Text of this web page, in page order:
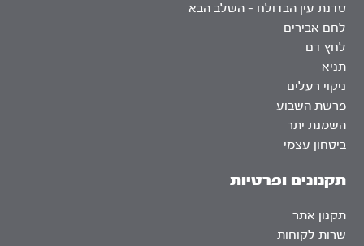
סדנת עין הבדולח – השלב הבא
לחם אבירים
לחץ דם
תניא
ניקוי רעלים
פרשת השבוע
השמנת יתר
ביטחון עצמי
תקנונים ופרטיות
תקנון אתר
שרות לקוחות